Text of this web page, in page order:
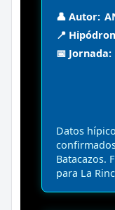
👤 Autor:
📍
📅 Jornada:
Datos
Batacazos.
para La